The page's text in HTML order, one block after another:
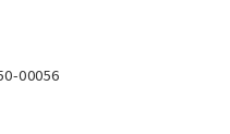
00056